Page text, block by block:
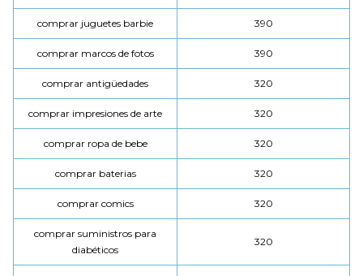
comprar juguetes barbie 390
comprar marcos de fotos 390
comprar antigüedades 320
comprar impresiones de arte 320
comprar ropa de bebe 320
comprar baterias 320
comprar comics 320
comprar suministros para
diabéticos
320